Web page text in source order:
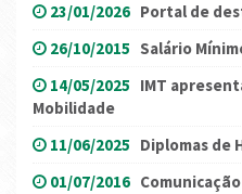
23/01/2026 Portal de
26/10/2015 Salário
14/05/2025 IMT
Mobilidade
11/06/2025 Diplomas de
01/07/2016